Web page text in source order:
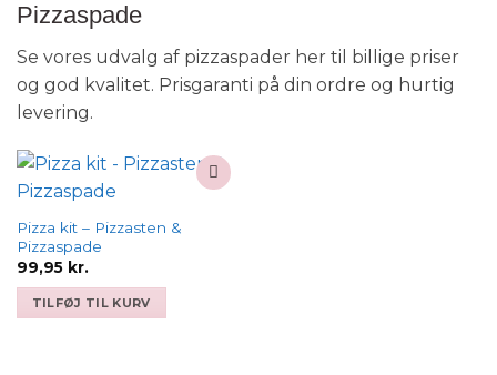
Pizzaspade
Se vores udvalg af pizzaspader her til billige priser
og god kvalitet. Prisgaranti på din ordre og hurtig
levering.
Pizza kit – Pizzasten &
Pizzaspade
99,95 kr.
TILFØJ TIL KURV